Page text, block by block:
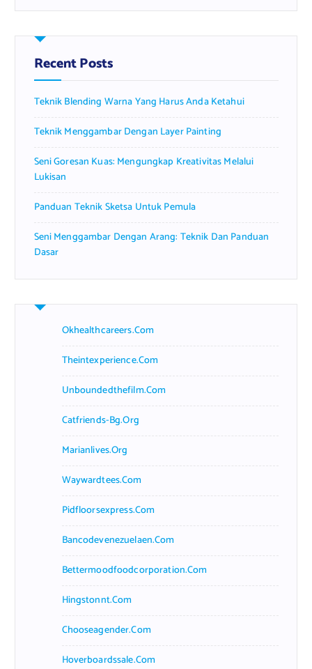
r
h
f
o
:
Recent Posts
Teknik Blending Warna Yang Harus Anda Ketahui
Teknik Menggambar Dengan Layer Painting
Seni Goresan Kuas: Mengungkap Kreativitas Melalui
Lukisan
Panduan Teknik Sketsa Untuk Pemula
Seni Menggambar Dengan Arang: Teknik Dan Panduan
Dasar
Okhealthcareers.com
Theintexperience.com
Unboundedthefilm.com
Catfriends-Bg.org
Marianlives.org
Waywardtees.com
Pidfloorsexpress.com
Bancodevenezuelaen.com
Bettermoodfoodcorporation.com
Hingstonnt.com
Chooseagender.com
Hoverboardssale.com